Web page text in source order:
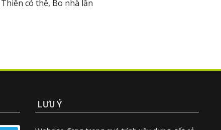
có thể, Bo nhà lần
LƯU Ý